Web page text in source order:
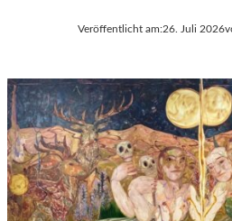
Veröffentlicht am:26. Juli 2026